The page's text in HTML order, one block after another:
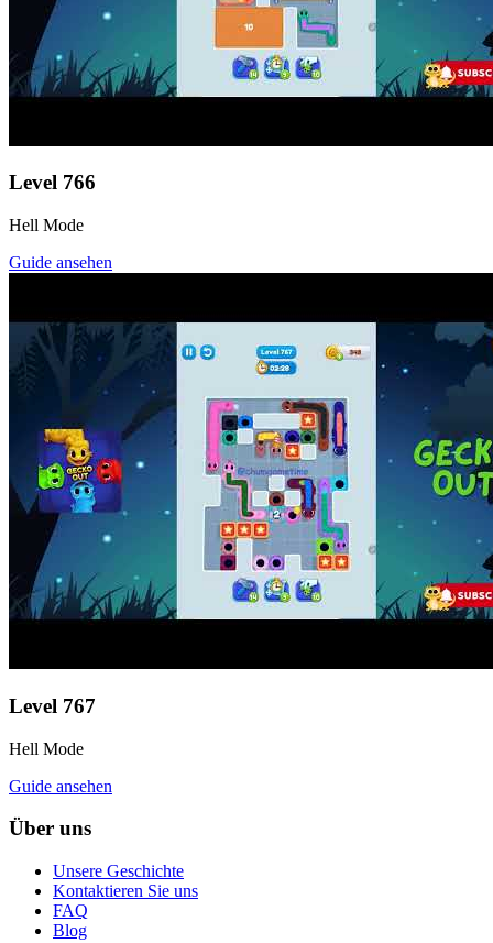
Level 766
Hell Mode
Guide ansehen
Level 767
Hell Mode
Guide ansehen
Über uns
Unsere Geschichte
Kontaktieren Sie uns
FAQ
Blog